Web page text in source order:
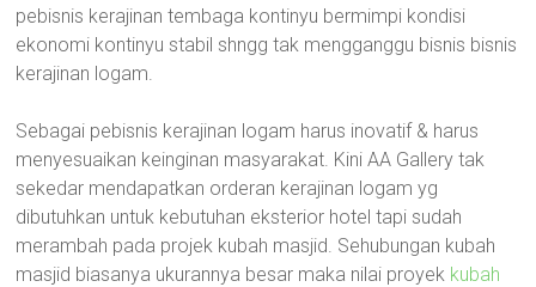
pebisnis kerajinan tembaga kontinyu bermimpi kondisi
ekonomi kontinyu stabil shngg tak mengganggu bisnis bisnis
kerajinan logam.
Sebagai pebisnis kerajinan logam harus inovatif & harus
menyesuaikan keinginan masyarakat. Kini AA Gallery tak
sekedar mendapatkan orderan kerajinan logam yg
dibutuhkan untuk kebutuhan eksterior hotel tapi sudah
merambah pada projek kubah masjid. Sehubungan kubah
masjid biasanya ukurannya besar maka nilai proyek kubah